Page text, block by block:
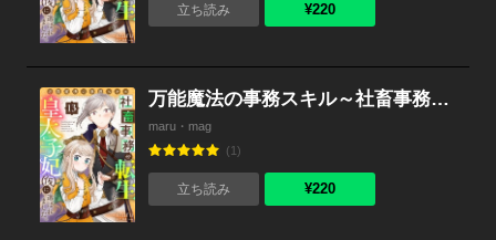
立ち読み ¥220
万能魔法の事務スキル～社畜事務が転生したら皇太子妃（仮）に選ばれました。 （13）
maru・mag
(1)
立ち読み ¥220